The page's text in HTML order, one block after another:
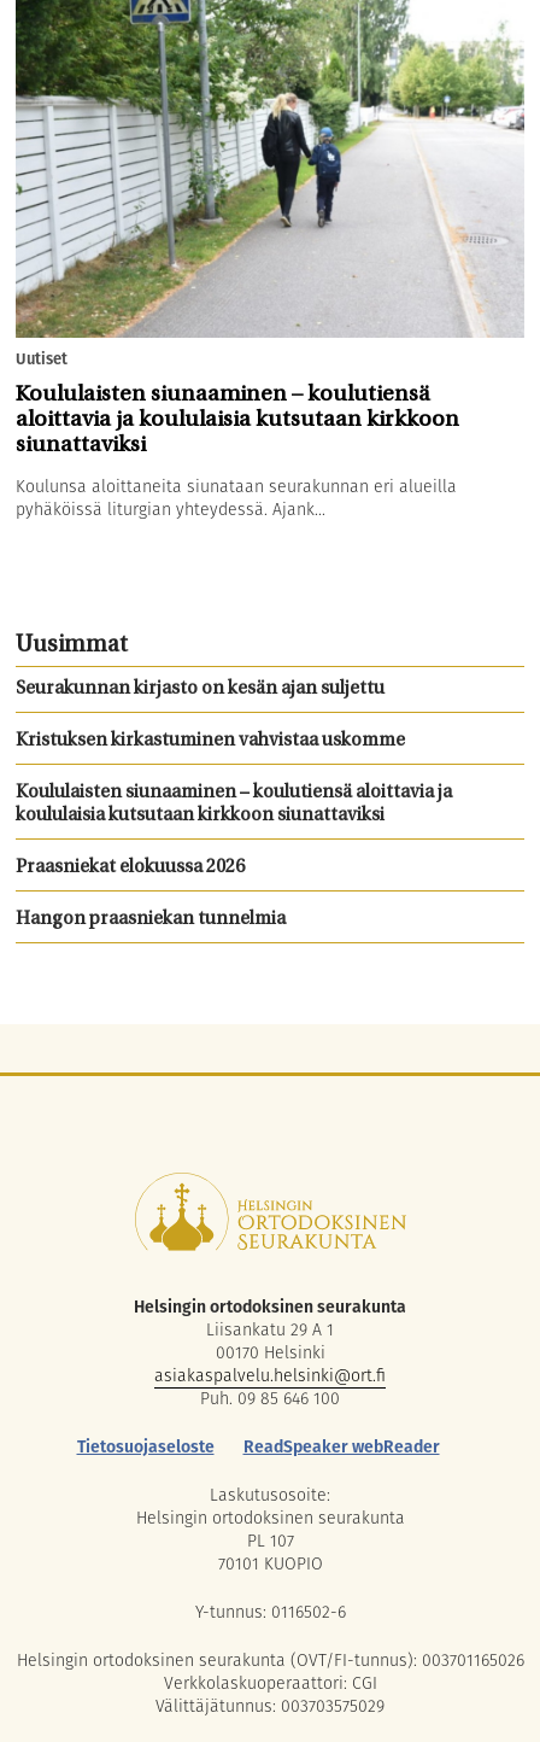
Uutiset
Koululaisten siunaaminen – koulutiensä
aloittavia ja koululaisia kutsutaan kirkkoon
siunattaviksi
Koulunsa aloittaneita siunataan seurakunnan eri alueilla
pyhäköissä liturgian yhteydessä. Ajank...
Uusimmat
Seurakunnan kirjasto on kesän ajan suljettu
Kristuksen kirkastuminen vahvistaa uskomme
Koululaisten siunaaminen – koulutiensä aloittavia ja
koululaisia kutsutaan kirkkoon siunattaviksi
Praasniekat elokuussa 2026
Hangon praasniekan tunnelmia
Helsingin ortodoksinen seurakunta
Liisankatu 29 A 1
00170 Helsinki
asiakaspalvelu.helsinki@ort.fi
Puh. 09 85 646 100
Tietosuojaseloste
ReadSpeaker webReader
Laskutusosoite:
Helsingin ortodoksinen seurakunta
PL 107
70101 KUOPIO
Y-tunnus: 0116502-6
Helsingin ortodoksinen seurakunta (OVT/FI-tunnus): 003701165026
Verkkolaskuoperaattori: CGI
Välittäjätunnus: 003703575029